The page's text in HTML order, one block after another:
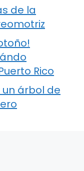
de la
Rico
árbol de